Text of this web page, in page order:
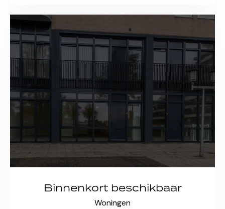
Binnenkort beschikbaar
Woningen